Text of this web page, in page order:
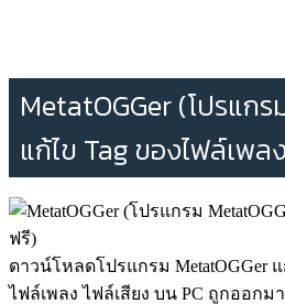
MetatOGGer (โปรแก
แก้ไข Tag ของไฟล์เพล
ดาวน์โหลดโปรแกรม MetatOGGer
ไฟล์เพลง ไฟล์เสียง บน PC ถูกออก